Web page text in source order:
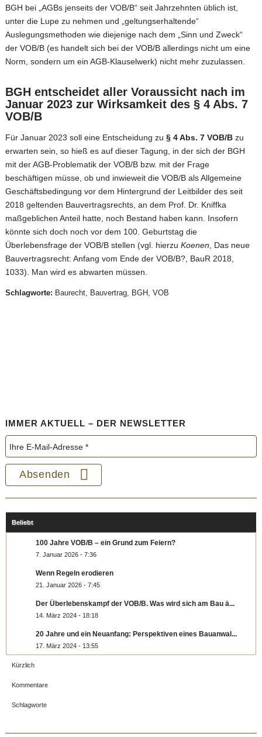
BGH bei „AGBs jenseits der VOB/B“ seit Jahrzehnten üblich ist,
unter die Lupe zu nehmen und „geltungserhaltende“
Auslegungsmethoden wie diejenige nach dem „Sinn und Zweck“
der VOB/B (es handelt sich bei der VOB/B allerdings nicht um eine
Norm, sondern um ein AGB-Klauselwerk) nicht mehr zuzulassen.
BGH entscheidet aller Voraussicht nach im
Januar 2023 zur Wirksamkeit des § 4 Abs. 7
VOB/B
Für Januar 2023 soll eine Entscheidung zu § 4 Abs. 7 VOB/Bzu
erwarten sein, so hieß es auf dieser Tagung, in der sich der BGH
mit der AGB-Problematik der VOB/B bzw. mit der Frage
beschäftigen müsse, ob und inwieweit die VOB/B als Allgemeine
Geschäftsbedingung vor dem Hintergrund der Leitbilder des seit
2018 geltenden Bauvertragsrechts, an dem Prof. Dr. Kniffka
maßgeblichen Anteilhatte, noch Bestand haben kann. Insofern
könnte sich doch noch vor dem 100. Geburtstag die
Überlebensfrage der VOB/B stellen (vgl. hierzu Koenen , Das neue
Bauvertragsrecht: Anfang vom Ende der VOB/B?, BauR 2018,
1033). Man wird es abwarten müssen.
Schlagworte: Baurecht, Bauvertrag, BGH VOB
IMMER AKTUELL – DER NEWSLETTER
Beliebt
100 Jahre VOB/B – ein Grund zum Feiern?
7. Januar 2026 - 7:36
Wenn Regeln erodieren
21. Januar 2026 - 7:45
Der Überlebenskampf der VOB/B. Was wird sich am Bau ä...
14. März 2024 - 18:18
20 Jahre und ein Neuanfang: Perspektiven eines Bauanwal...
17. März 2024 - 13:55
Kürzlich
Kommentare
Schlagworte